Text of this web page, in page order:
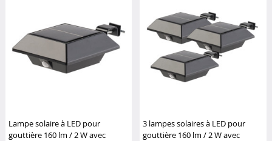
Lampe solaire à LED pour
gouttière 160 lm / 2 W avec
3 lampes solaires à LED pour
gouttière 160 lm / 2 W avec